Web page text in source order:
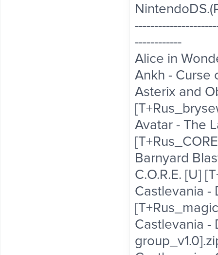
------------
Alice in
Ankh - Curse
Asterix and
Avatar - The
Barnyard
C.O.R.E. [U]
Castlevania -
Castlevania -